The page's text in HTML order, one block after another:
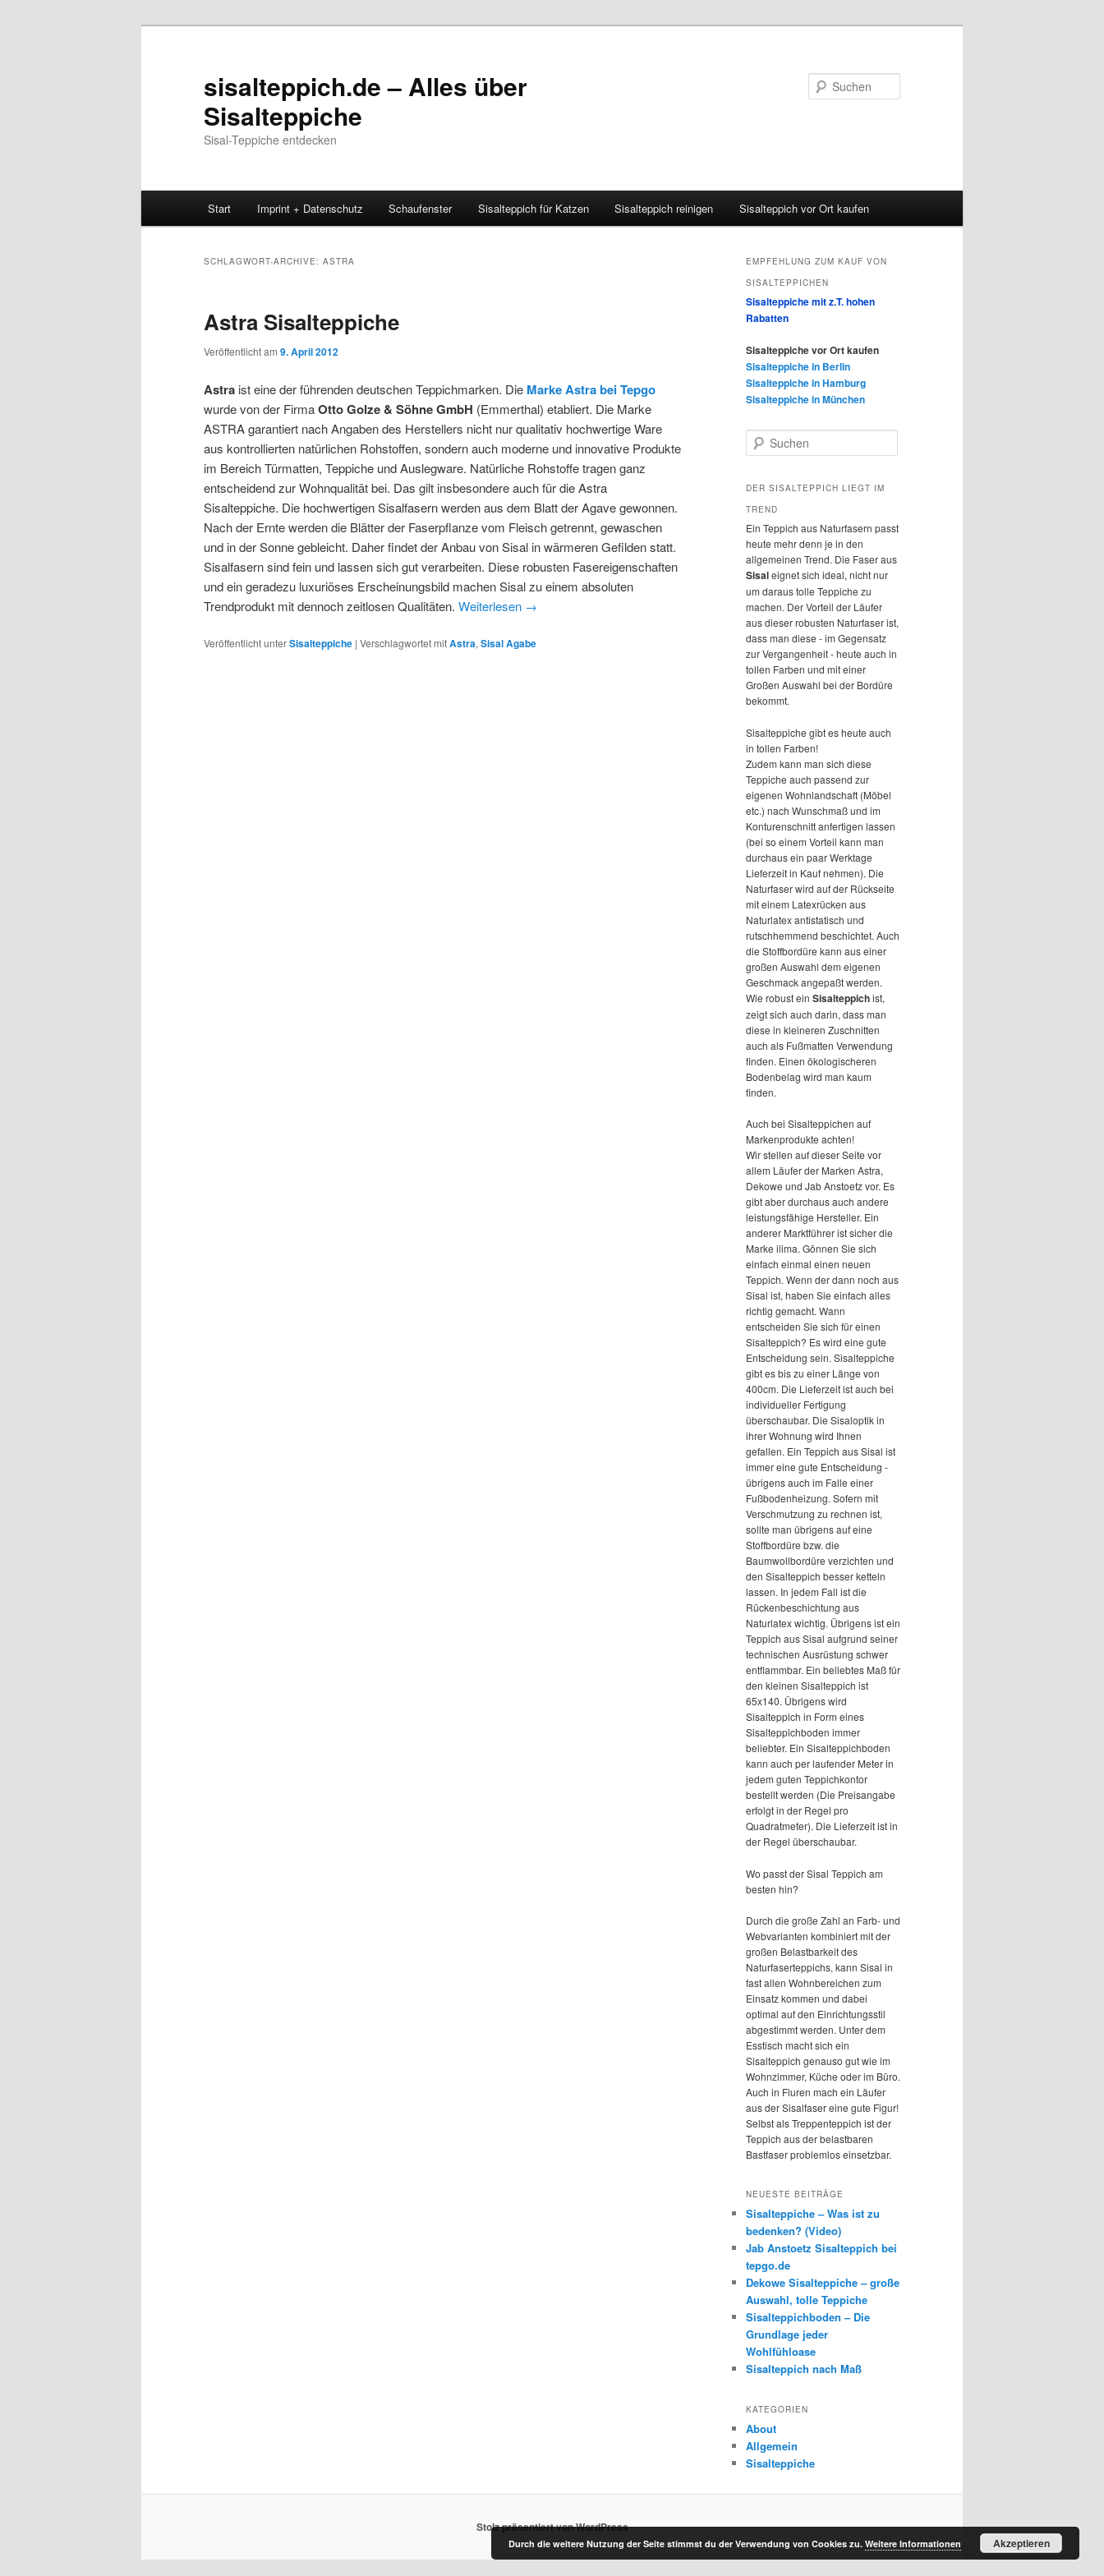
sisalteppich.de – Alles über
Sisalteppiche
Sisal-Teppiche entdecken
Start Imprint + Datenschutz Schaufenster Sisalteppich für Katzen Sisalteppich reinigen Sisalteppich vor Ort kaufen
SCHLAGWORT-ARCHIVE: ASTRA
Astra Sisalteppiche
Veröffentlicht am 9. April 2012
Astra ist eine der führenden deutschen Teppichmarken. Die Marke Astra bei Tepgo
wurde von der FirmaOtto Golze & Söhne GmbH (Emmerthal) etabliert. Die Marke
ASTRA garantiert nach Angaben des Herstellers nicht nur qualitativ hochwertige Ware
aus kontrollierten natürlichen Rohstoffen, sondern auch moderne und innovative Produkte
im Bereich Türmatten, Teppiche und Auslegware. Natürliche Rohstoffe tragen ganz
entscheidend zur Wohnqualität bei. Das gilt insbesondere auch für die Astra
Sisalteppiche. Die hochwertigen Sisalfasern werden aus dem Blatt der Agave gewonnen.
Nach der Ernte werden die Blätter der Faserpflanze vom Fleisch getrennt, gewaschen
und in der Sonne gebleicht. Daher findet der Anbau von Sisal in wärmeren Gefilden statt.
Sisalfasern sind fein und lassen sich gut verarbeiten. Diese robusten Fasereigenschaften
und ein geradezu luxuriöses Erscheinungsbild machen Sisal zu einem absoluten
Trendprodukt mit dennoch zeitlosen Qualitäten. Weiterlesen →
Veröffentlicht unterSisalteppiche | Verschlagwortet mitAstra, Sisal Agabe
EMPFEHLUNG ZUM KAUF VON
SISALTEPPICHEN
Sisalteppiche mit z.T. hohen
Rabatten
Sisalteppiche vor Ort kaufen
Sisalteppiche in Berlin
Sisalteppiche in Hamburg
Sisalteppiche in München
u
h
n
DER SISALTEPPICH LIEGT IM
TREND
Ein Teppich aus Naturfasern passt
heute mehr denn je in den
allgemeinen Trend. Die Faser aus
Sisaleignet sich ideal, nicht nur
um daraus tolle Teppiche zu
machen. Der Vorteil der Läufer
aus dieser robusten Naturfaser ist,
dass man diese - im Gegensatz
zur Vergangenheit - heute auch in
tollen Farben und mit einer
Großen Auswahl bei der Bordüre
bekommt.
Sisalteppiche gibt es heute auch
in tollen Farben!
Zudem kann man sich diese
Teppiche auch passend zur
eigenen Wohnlandschaft (Möbel
etc.) nach Wunschmaß und im
Konturenschnitt anfertigen lassen
(bei so einem Vorteil kann man
durchaus ein paar Werktage
Lieferzeit in Kauf nehmen). Die
Naturfaser wird auf der Rückseite
mit einem Latexrücken aus
Naturlatex antistatisch und
rutschhemmend beschichtet. Auch
die Stoffbordüre kann aus einer
großen Auswahl dem eigenen
Geschmack angepaßt werden.
Wie robust ein Sisalteppichist,
zeigt sich auch darin, dass man
diese in kleineren Zuschnitten
auch als Fußmatten Verwendung
finden. Einen ökologischeren
Bodenbelag wird man kaum
finden.
Auch bei Sisalteppichen auf
Markenprodukte achten!
Wir stellen auf dieser Seite vor
allem Läufer der Marken Astra,
Dekowe und Jab Anstoetz vor. Es
gibt aber durchaus auch andere
leistungsfähige Hersteller. Ein
anderer Marktführer ist sicher die
Marke ilima. Gönnen Sie sich
einfach einmal einen neuen
Teppich. Wenn der dann noch aus
Sisal ist, haben Sie einfach alles
richtig gemacht. Wann
entscheiden Sie sich für einen
Sisalteppich? Es wird eine gute
Entscheidung sein. Sisalteppiche
gibt es bis zu einer Länge von
400cm. Die Lieferzeit ist auch bei
individueller Fertigung
überschaubar. Die Sisaloptik in
ihrer Wohnung wird Ihnen
gefallen. Ein Teppich aus Sisal ist
immer eine gute Entscheidung -
übrigens auch im Falle einer
Fußbodenheizung. Sofern mit
Verschmutzung zu rechnen ist,
sollte man übrigens auf eine
Stoffbordüre bzw. die
Baumwollbordüre verzichten und
den Sisalteppich besser ketteln
lassen. In jedem Fall ist die
Rückenbeschichtung aus
Naturlatex wichtig. Übrigens ist ein
Teppich aus Sisal aufgrund seiner
technischen Ausrüstung schwer
entflammbar. Ein beliebtes Maß für
den kleinen Sisalteppich ist
65x140. Übrigens wird
Sisalteppich in Form eines
Sisalteppichboden immer
beliebter. Ein Sisalteppichboden
kann auch per laufender Meter in
jedem guten Teppichkontor
bestellt werden (Die Preisangabe
erfolgt in der Regel pro
Quadratmeter). Die Lieferzeit ist in
der Regel überschaubar.
Wo passt der Sisal Teppich am
besten hin?
Durch die große Zahl an Farb- und
Webvarianten kombiniert mit der
großen Belastbarkeit des
Naturfaserteppichs, kann Sisal in
fast allen Wohnbereichen zum
Einsatz kommen und dabei
optimal auf den Einrichtungsstil
abgestimmt werden. Unter dem
Esstisch macht sich ein
Sisalteppich genauso gut wie im
Wohnzimmer, Küche oder im Büro.
Auch in Fluren mach ein Läufer
aus der Sisalfaser eine gute Figur!
Selbst als Treppenteppich ist der
Teppich aus der belastbaren
Bastfaser problemlos einsetzbar.
NEUESTE BEITRÄGE
Sisalteppiche – Was ist zu
bedenken? (Video)
Jab Anstoetz Sisalteppich bei
tepgo.de
Dekowe Sisalteppiche – große
Auswahl, tolle Teppiche
Sisalteppichboden – Die
Grundlage jeder
Wohlfühloase
Sisalteppich nach Maß
KATEGORIEN
About
Allgemein
Sisalteppiche
Stolz präsentiert von WordPress
Durch die weitere Nutzung der Seite stimmst du der Verwendung von Cookies zu. Weitere Informationen Akzeptieren